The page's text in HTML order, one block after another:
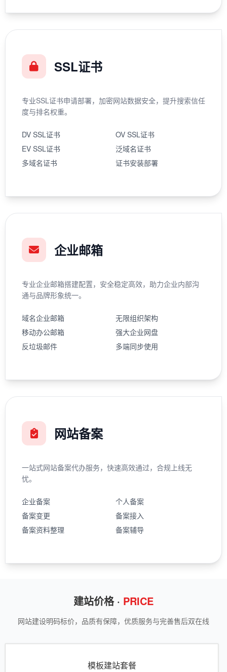
SSL证书
专业SSL证书申请部署，加密网站数据安全，提升搜索信任
度与排名权重。
DV SSL证书
OV SSL证书
EV SSL证书
泛域名证书
多域名证书
证书安装部署
企业邮箱
专业企业邮箱搭建配置，安全稳定高效，助力企业内部沟
通与品牌形象统一。
域名企业邮箱
无限组织架构
移动办公邮箱
强大企业网盘
反垃圾邮件
多端同步使用
网站备案
一站式网站备案代办服务，快速高效通过，合规上线无
忧。
企业备案
个人备案
备案变更
备案接入
备案资料整理
备案辅导
建站价格 · PRICE
网站建设明码标价，品质有保障，优质服务与完善售后双在线
模板建站套餐